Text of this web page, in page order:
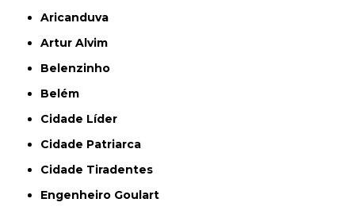
Aricanduva
Artur Alvim
Belenzinho
Belém
Cidade Líder
Cidade Patriarca
Cidade Tiradentes
Engenheiro Goulart